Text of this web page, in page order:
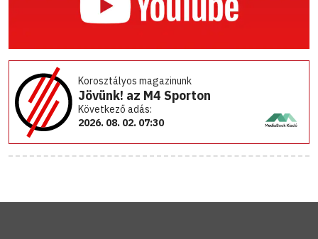
Korosztályos magazinunk
Jövünk! az M4 Sporton
Következő adás:
2026. 08. 02. 07:30